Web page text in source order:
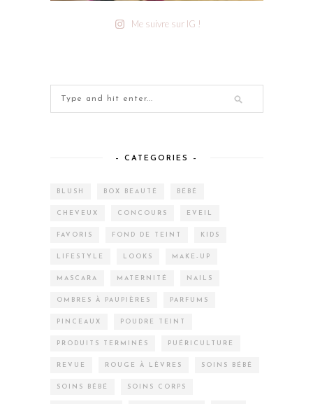
Me suivre sur IG !
– CATEGORIES –
BLUSH BOX BEAUTÉ BÉBÉ
CHEVEUX CONCOURS EVEIL
FAVORIS FOND DE TEINT KIDS
LIFESTYLE LOOKS MAKE-UP
MASCARA MATERNITÉ NAILS
OMBRES À PAUPIÈRES PARFUMS
PINCEAUX POUDRE TEINT
PRODUITS TERMINÉS PUÉRICULTURE
REVUE ROUGE À LÈVRES SOINS BÉBÉ
SOINS BÉBÉ SOINS CORPS